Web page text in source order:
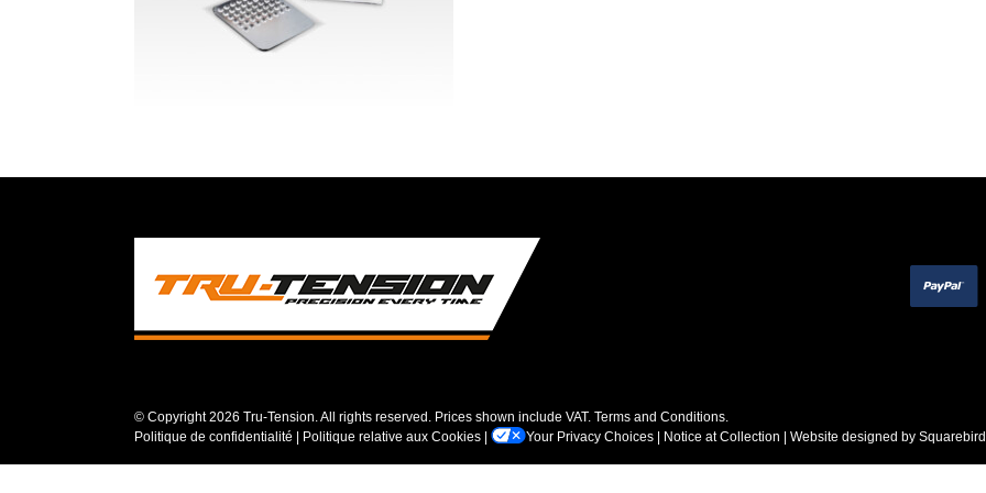
© Copyright2026 Tru-Tension. All rights reserved. Prices shown include VAT. Terms and Conditions.
Politique de confidentialité
Politique relative aux Cookies Your Privacy Choices Notice at Collection | Website designed by Squarebird